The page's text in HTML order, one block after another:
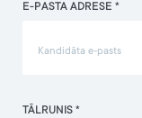
E-PASTA ADRESE *
TĀLRUNIS *